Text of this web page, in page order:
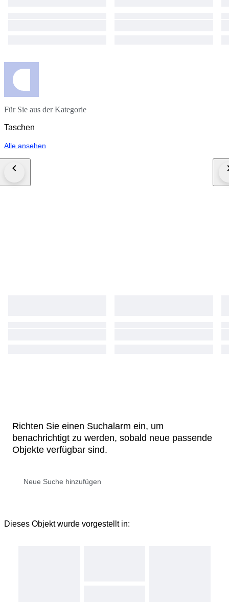
Für Sie aus der Kategorie
Taschen
Alle ansehen
Richten Sie einen Suchalarm ein, um
benachrichtigt zu werden, sobald neue passende
Objekte verfügbar sind.
Dieses Objekt wurde vorgestellt in: